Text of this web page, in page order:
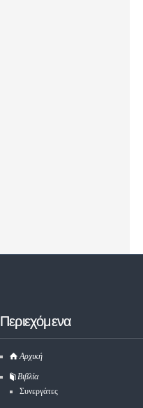
Περιεχόμενα
Αρχική
Βιβλία
Συνεργάτες